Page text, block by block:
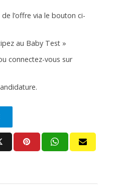
l’offre via le bouton ci-
au Baby Test »
connectez-vous sur